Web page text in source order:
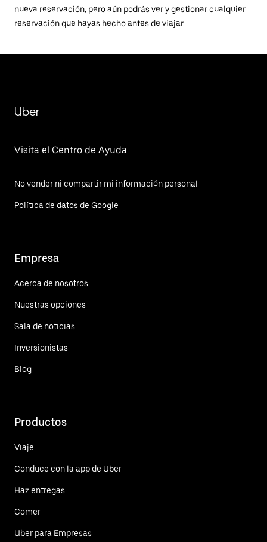
nueva reservación, pero aún podrás ver y gestionar cualquier
reservación que hayas hecho antes de viajar.
Uber
Visita el Centro de Ayuda
No vender ni compartir mi información personal
Política de datos de Google
Empresa
Acerca de nosotros
Nuestras opciones
Sala de noticias
Inversionistas
Blog
Productos
Viaje
Conduce con la app de Uber
Haz entregas
Comer
Uber para Empresas